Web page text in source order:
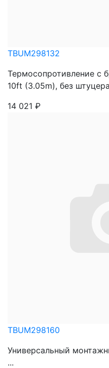
TBUM298132
Термосопротивление с
10ft (3.05m), без
14 021 ₽
TBUM298160
Универсальный
...